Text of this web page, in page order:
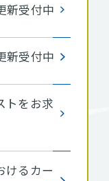
新受付中
新受付中
トをお求
けるカー